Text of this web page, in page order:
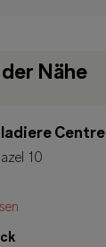
Nähe
Centre
10